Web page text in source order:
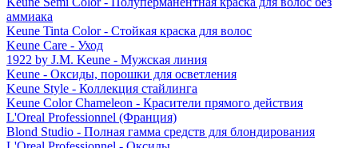
аммиака
Keune Tinta Color - Стойкая краска для волос
Keune Care - Уход
1922 by J.M. Keune - Мужская линия
Keune - Оксиды, порошки для осветления
Keune Style - Коллекция стайлинга
Keune Color Chameleon - Красители прямого действия
L'Oreal Professionnel (Франция)
Blond Studio - Полная гамма средств для блондирования